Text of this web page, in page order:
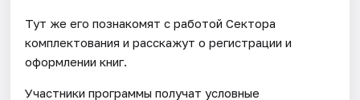
Тут же его познакомят с работой Сектора
комплектования и расскажут о регистрации и
оформлении книг.
Участники программы получат условные